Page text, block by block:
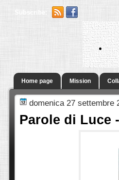
Subscribe:
.
Home page Mission
domenica 27 settembre
Parole di Luce